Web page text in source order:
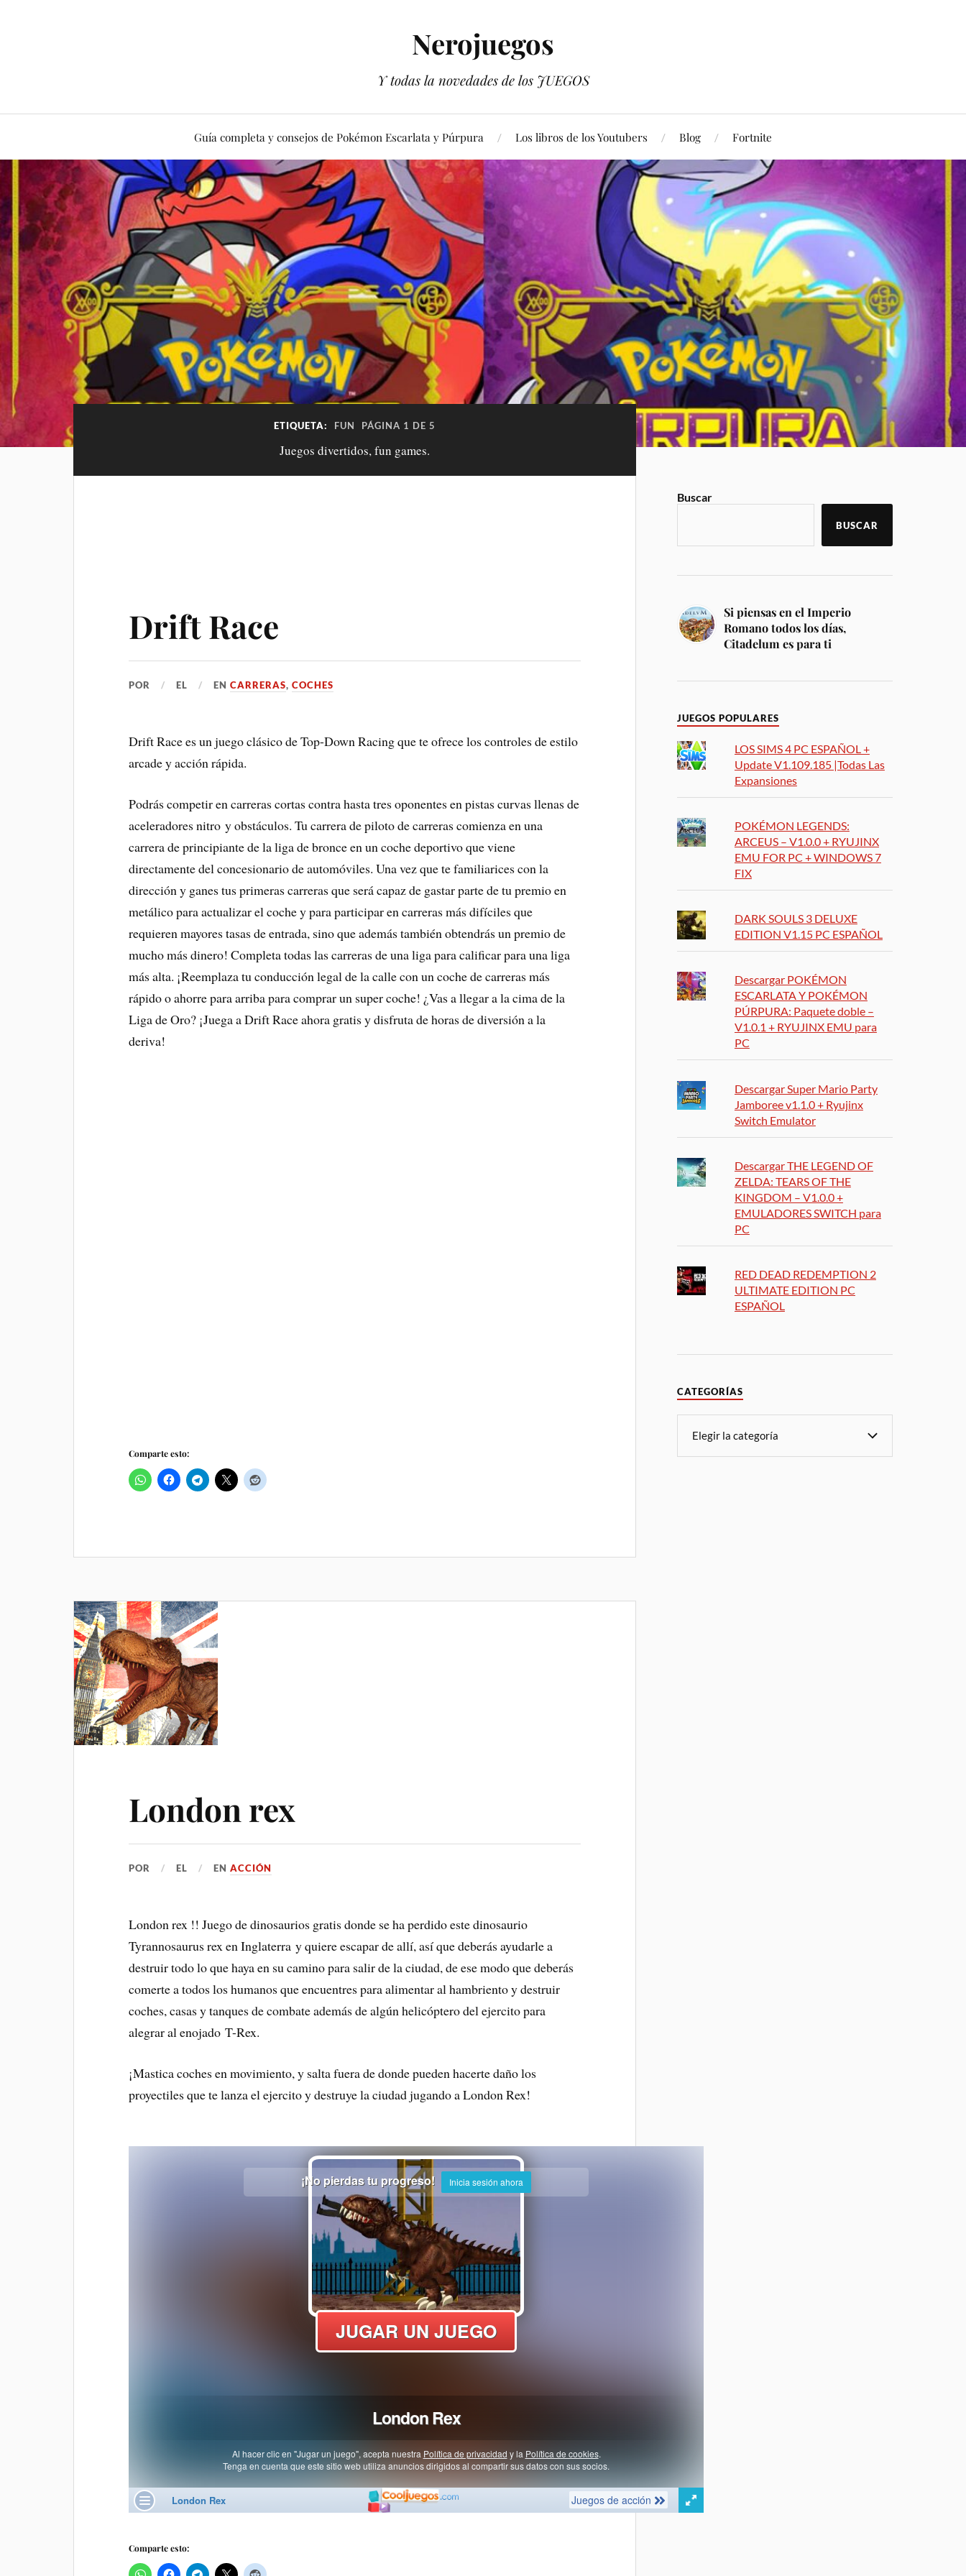
Nerojuegos
Y todas la novedades de los JUEGOS
Guía completa y consejos de Pokémon Escarlata y Púrpura Los libros de los Youtubers Blog Fortnite
ETIQUETA: FUN PÁGINA 1 DE 5
Juegos divertidos, fun games.
Drift Race
POR EL ENCARRERAS,COCHES
Drift Race es un juego clásico de Top-Down Racing que te ofrece los controles de estilo
arcade y acción rápida.
Podrás competir en carreras cortas contra hasta tres oponentes en pistas curvas llenas de
aceleradores nitro y obstáculos. Tu carrera de piloto de carreras comienza en una
carrera de principiante de la liga de bronce en un coche deportivo que viene
directamente del concesionario de automóviles. Una vez que te familiarices con la
dirección y ganes tus primeras carreras que será capaz de gastar parte de tu premio en
metálico para actualizar el coche y para participar en carreras más difíciles que
requieren mayores tasas de entrada, sino que además también obtendrás un premio de
mucho más dinero! Completa todas las carreras de una liga para calificar para una liga
más alta. ¡Reemplaza tu conducción legal de la calle con un coche de carreras más
rápido o ahorre para arriba para comprar un super coche! ¿Vas a llegar a la cima de la
Liga de Oro? ¡Juega a Drift Race ahora gratis y disfruta de horas de diversión a la
deriva!
Comparte esto:
London rex
POR EL ENACCIÓN
London rex !! Juego de dinosaurios gratis donde se ha perdido este dinosaurio
Tyrannosaurus rex en Inglaterra y quiere escapar de allí, así que deberás ayudarle a
destruir todo lo que haya en su camino para salir de la ciudad, de ese modo que deberás
comerte a todos los humanos que encuentres para alimentar al hambriento y destruir
coches, casas y tanques de combate además de algún helicóptero del ejercito para
alegrar al enojado T-Rex.
¡Mastica coches en movimiento, y salta fuera de donde pueden hacerte daño los
proyectiles que te lanza el ejercito y destruye la ciudad jugando a London Rex!
Comparte esto:
Buscar
BUSCAR
Si piensas en el Imperio
Romano todos los días,
Citadelum es para ti
JUEGOS POPULARES
LOS SIMS 4 PC ESPAÑOL +
Update V1.109.185 |Todas Las
Expansiones
POKÉMON LEGENDS:
ARCEUS – V1.0.0 + RYUJINX
EMU FOR PC + WINDOWS 7
FIX
DARK SOULS 3 DELUXE
EDITION V1.15 PC ESPAÑOL
Descargar POKÉMON
ESCARLATA Y POKÉMON
PÚRPURA: Paquete doble –
V1.0.1 + RYUJINX EMU para
PC
Descargar Super Mario Party
Jamboree v1.1.0 + Ryujinx
Switch Emulator
Descargar THE LEGEND OF
ZELDA: TEARS OF THE
KINGDOM – V1.0.0 +
EMULADORES SWITCH para
PC
RED DEAD REDEMPTION 2
ULTIMATE EDITION PC
ESPAÑOL
CATEGORÍAS